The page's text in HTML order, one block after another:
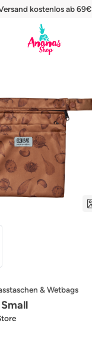
kostenlos ab 69€
& Wetbags